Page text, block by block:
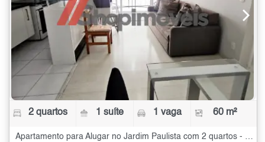
2 quartos 1 suíte 1 vaga 60 m²
Apartamento para Alugar no Jardim Paulista com 2 quartos - 60 m²